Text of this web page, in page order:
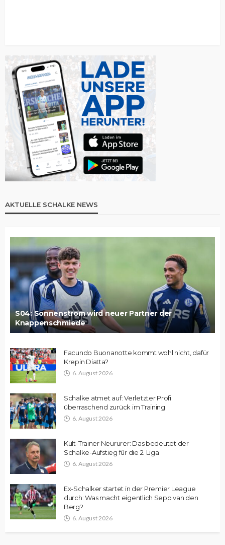
AKTUELLE SCHALKE NEWS
S04: Sonnenstrom wird neuer Partner der
Knappenschmiede
Facundo Buonanotte kommt wohl nicht, dafür
Krepin Diatta?
6. August 2026
Schalke atmet auf: Verletzter Profi
überraschend zurück im Training
6. August 2026
Kult-Trainer Neururer: Das bedeutet der
Schalke-Aufstieg für die 2. Liga
6. August 2026
Ex-Schalker startet in der Premier League
durch: Was macht eigentlich Sepp van den
Berg?
6. August 2026